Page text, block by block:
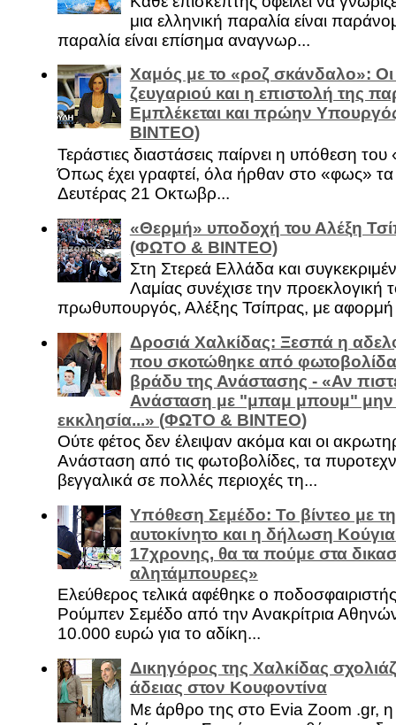
μια ελληνική παραλία είναι
παραλία είναι επίσημα αναγνωρ...
Χαμός με το «ροζ σκάνδαλο»: Οι
ζευγαριού και η επιστολή της
Εμπλέκεται και πρώην
ΒΙΝΤΕΟ)
Τεράστιες διαστάσεις παίρνει η υπόθεση
Όπως έχει γραφτεί, όλα ήρθαν στο «φως»
Δευτέρας 21 Οκτωβρ...
«Θερμή» υποδοχή του Αλέξη
(ΦΩΤΟ & ΒΙΝΤΕΟ)
Στη Στερεά Ελλάδα και
Λαμίας συνέχισε την προεκλογική
πρωθυπουργός, Αλέξης Τσίπρας, με αφορμή
Δροσιά Χαλκίδας: Ξεσπά η
που σκοτώθηκε από φωτοβολίδα
βράδυ της Ανάστασης - «Αν
Ανάσταση με "μπαμ μπουμ" μην
εκκλησία...» (ΦΩΤΟ & ΒΙΝΤΕΟ)
Ούτε φέτος δεν έλειψαν ακόμα και οι
Ανάσταση από τις φωτοβολίδες, τα
βεγγαλικά σε πολλές περιοχές τη...
Υπόθεση Σεμέδο: Το βίντεο με
αυτοκίνητο και η δήλωση
17χρονης, θα τα πούμε στα
αλητάμπουρες»
Ελεύθερος τελικά αφέθηκε ο
Ρούμπεν Σεμέδο από την Ανακρίτρια
10.000 ευρώ για το αδίκη...
Δικηγόρος της Χαλκίδας
άδειας στον Κουφοντίνα
Με άρθρο της στο Evia Zoom .gr,